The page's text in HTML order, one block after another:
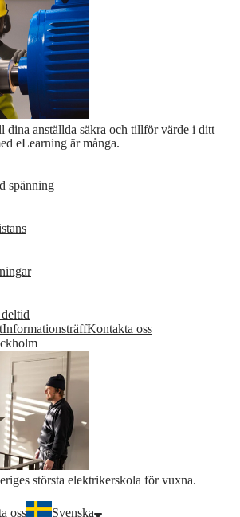
dina anställda säkra och tillför värde i ditt
eLearning är många.
spänning
InformationsträffKontakta oss
största elektrikerskola för vuxna.
oss Svenska